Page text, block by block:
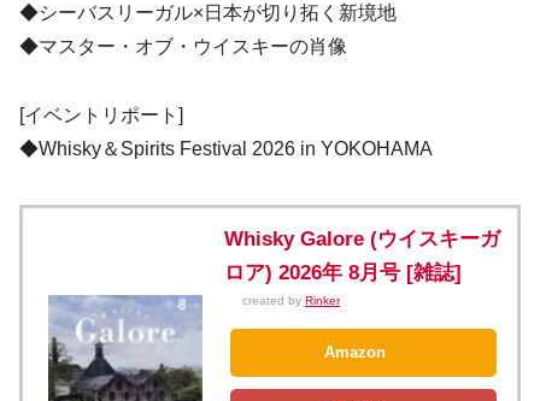
◆シーバスリーガル×日本が切り拓く新境地
◆マスター・オブ・ウイスキーの肖像
[イベントリポート]
◆Whisky＆Spirits Festival 2026 in YOKOHAMA
Whisky Galore (ウイスキーガ
ロア) 2026年 8月号 [雑誌]
created by Rinker
Amazon